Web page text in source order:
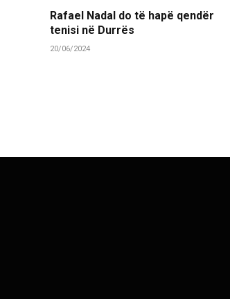
Rafael Nadal do të hapë qendër
tenisi në Durrës
20/06/2024